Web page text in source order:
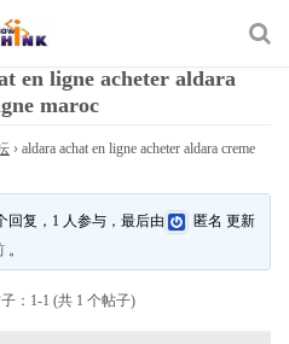
en ligne acheter aldara
maroc
› aldara achat en ligne acheter aldara creme
回复，1 人参与，最后由 匿名 更新
。
：1-1 (共 1 个帖子)